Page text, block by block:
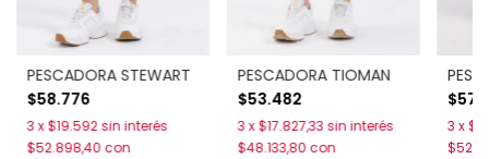
PESCADORA STEWART
$58.776
3 x$19.592sin interés
$52.898,40 con
PESCADORA TIOMAN
$53.482
3 x$17.827,33 sin interés
$48.133,80 con
3 x